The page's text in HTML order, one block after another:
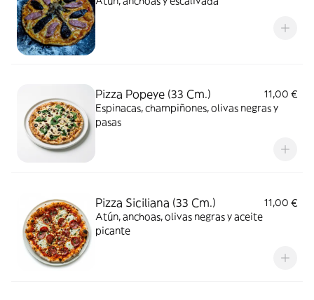
Pizza Popeye (33 Cm.)
11,00 €
Espinacas, champiñones, olivas negras y
pasas
Pizza Siciliana (33 Cm.)
11,00 €
Atún, anchoas, olivas negras y aceite
picante